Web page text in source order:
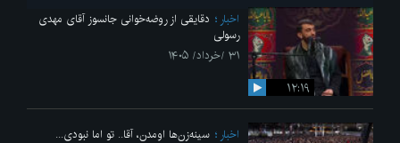
۱۲:۱۹
اخبار
دقایقی از روضه‌خوانی جانسوز آقای مهدی
رسولی
۳۱ /خرداد/ ۱۴۰۵
اخبار
سینه‌زن‌ها اومدن،‌ آقا.. تو اما نبودی...